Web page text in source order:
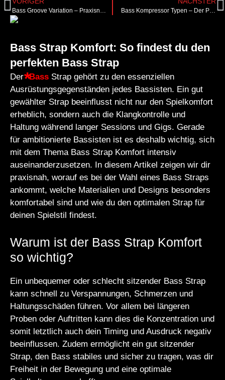
Bass Groove Variation – Praxisnahes Training für mehr Abwechslung am Bass Bass Kompressor Typen – Der Praxisguide für deinen Sound
Bass Strap Komfort: So findest du den
perfekten Bass Strap
Der Bass Strap gehört zu den essenziellen
Ausrüstungsgegenständen jedes Bassisten. Ein gut
gewählter Strap beeinflusst nicht nur den Spielkomfort
erheblich, sondern auch die Klangkontrolle und
Haltung während langer Sessions und Gigs. Gerade
für ambitionierte Bassisten ist es deshalb wichtig, sich
mit dem Thema Bass Strap Komfort intensiv
auseinanderzusetzen. In diesem Artikel zeigen wir dir
praxisnah, worauf es bei der Wahl eines Bass Straps
ankommt, welche Materialien und Designs besonders
komfortabel sind und wie du den optimalen Strap für
deinen Spielstil findest.
Warum ist der Bass Strap Komfort
so wichtig?
Ein unbequemer oder schlecht sitzender Bass Strap
kann schnell zu Verspannungen, Schmerzen und
Haltungsschäden führen. Vor allem bei längeren
Proben oder Auftritten kann dies die Konzentration und
somit letztlich auch dein Timing und Ausdruck negativ
beeinflussen. Zudem ermöglicht ein gut sitzender
Strap, den Bass stabiles und sicher zu tragen, was dir
Freiheit in der Bewegung und eine optimale